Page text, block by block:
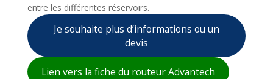
entre les différentes réservoirs.
Je souhaite plus d’informations ou un
devis
Lien vers la fiche du routeur Advantech